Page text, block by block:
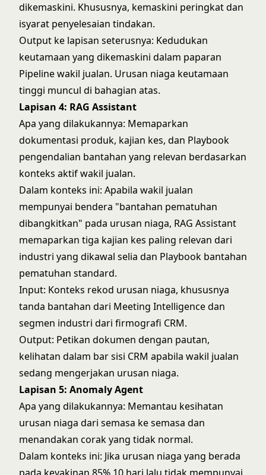
dikemaskini. Khususnya, kemaskini peringkat dan
isyarat penyelesaian tindakan.
Output ke lapisan seterusnya: Kedudukan
keutamaan yang dikemaskini dalam paparan
Pipeline wakil jualan. Urusan niaga keutamaan
tinggi muncul di bahagian atas.
Lapisan 4: RAG Assistant
Apa yang dilakukannya: Memaparkan
dokumentasi produk, kajian kes, dan Playbook
pengendalian bantahan yang relevan berdasarkan
konteks aktif wakil jualan.
Dalam konteks ini: Apabila wakil jualan
mempunyai bendera "bantahan pematuhan
dibangkitkan" pada urusan niaga, RAG Assistant
memaparkan tiga kajian kes paling relevan dari
industri yang dikawal selia dan Playbook bantahan
pematuhan standard.
Input: Konteks rekod urusan niaga, khususnya
tanda bantahan dari Meeting Intelligence dan
segmen industri dari firmografi CRM.
Output: Petikan dokumen dengan pautan,
kelihatan dalam bar sisi CRM apabila wakil jualan
sedang mengerjakan urusan niaga.
Lapisan 5: Anomaly Agent
Apa yang dilakukannya: Memantau kesihatan
urusan niaga dari semasa ke semasa dan
menandakan corak yang tidak normal.
Dalam konteks ini: Jika urusan niaga yang berada